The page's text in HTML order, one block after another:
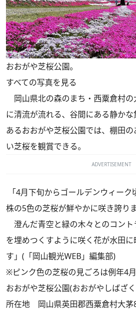
おおがや芝桜公園。
すべての写真を見る
岡山県北の森のまち・西粟倉村の
に清流が流れる、谷間にある静か
あるおおがや芝桜公園では、棚田
い芝桜を観賞できる。
ADVERTISEMENT
「4月下旬からゴールデンウィー
株の5色の芝桜が鮮やかに咲き誇りま
澄んだ青空と緑の木々とのコン
を埋めつくすように咲く花が水田
す」(「岡山観光WEB」編集部)
※ピンク色の芝桜の見ごろは例年4
おおがや芝桜公園(おおがやしばざ
所在地 岡山県英田郡西粟倉村大茅